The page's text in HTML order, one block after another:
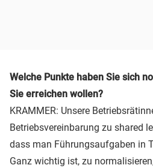
Welche Punkte haben Sie sich
Sie erreichen wollen?
KRAMMER: Unsere
Betriebsvereinbarung zu shared
dass man Führungsaufgaben in
Ganz wichtig ist, zu